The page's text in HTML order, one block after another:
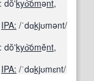
dŏ'kyoomənt,
IPA: /ˈdɑkjʊmənt/
dŏ'kyoomĕnt,
IPA: /ˈdɑkjʊmɛnt/